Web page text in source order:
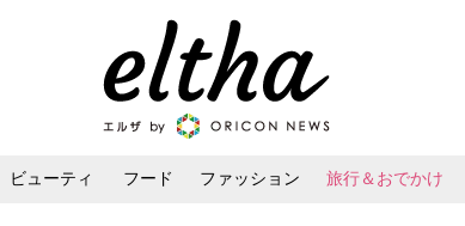
ビューティ フード ファッション 旅行＆おでかけ